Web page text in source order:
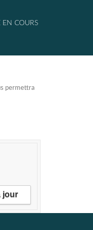
EN COURS
permettra